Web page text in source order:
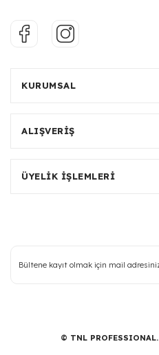
KURUMSAL
ALIŞVERİŞ
ÜYELİK İŞLEMLERİ
© TNL PROFESSIONAL.